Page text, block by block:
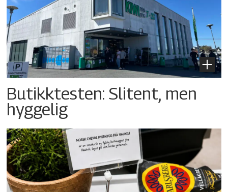
Butikktesten: Slitent, men
hyggelig